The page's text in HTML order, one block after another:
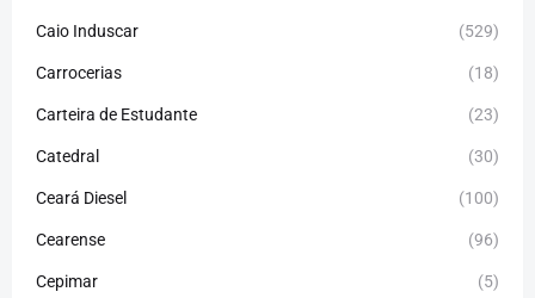
Caio Induscar (529)
Carrocerias (18)
Carteira de Estudante (23)
Catedral (30)
Ceará Diesel (100)
Cearense (96)
Cepimar (5)